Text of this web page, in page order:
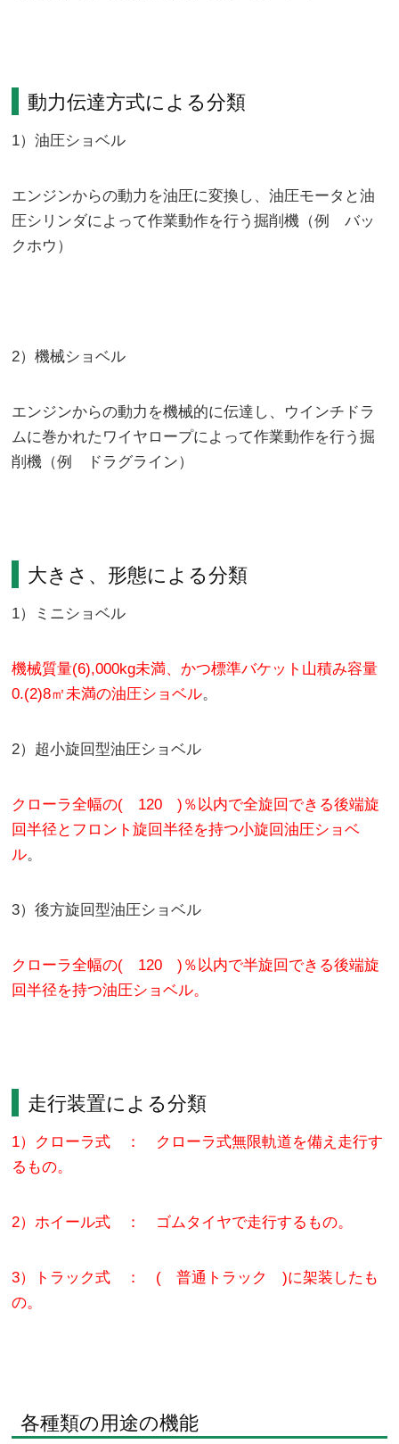
動力伝達方式による分類
1）油圧ショベル
エンジンからの動力を油圧に変換し、油圧モータと油
圧シリンダによって作業動作を行う掘削機（例 バッ
クホウ）
2）機械ショベル
エンジンからの動力を機械的に伝達し、ウインチドラ
ムに巻かれたワイヤロープによって作業動作を行う掘
削機（例 ドラグライン）
大きさ、形態による分類
1）ミニショベル
機械質量(6),000kg未満、かつ標準バケット山積み容量
0.(2)8㎡未満の油圧ショベル。
2）超小旋回型油圧ショベル
クローラ全幅の( 120 )％以内で全旋回できる後端旋
回半径とフロント旋回半径を持つ小旋回油圧ショベ
ル。
3）後方旋回型油圧ショベル
クローラ全幅の( 120 )％以内で半旋回できる後端旋
回半径を持つ油圧ショベル。
走行装置による分類
1）クローラ式 ： クローラ式無限軌道を備え走行す
るもの。
2）ホイール式 ： ゴムタイヤで走行するもの。
3）トラック式 ： ( 普通トラック )に架装したも
の。
各種類の用途の機能